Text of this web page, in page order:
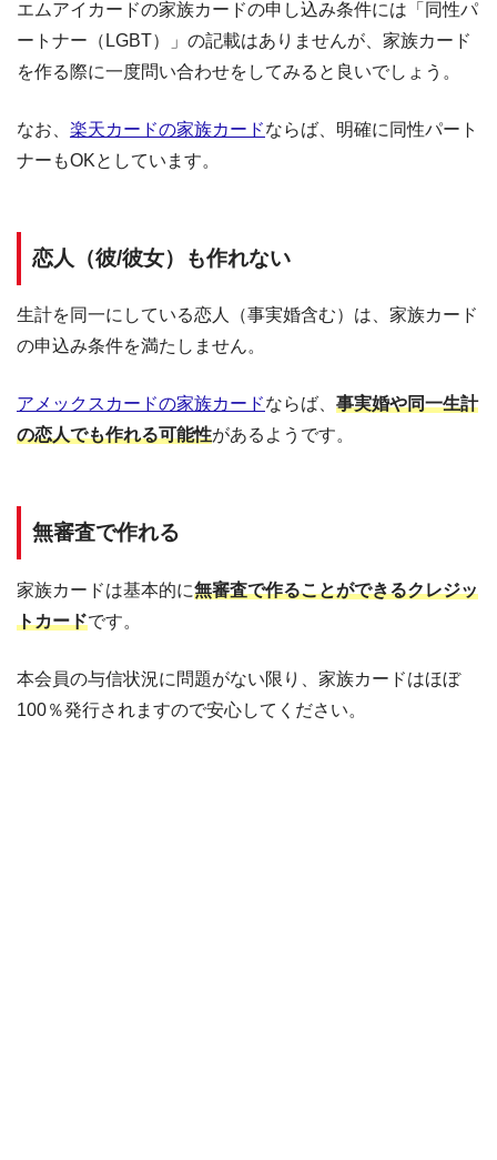
エムアイカードの家族カードの申し込み条件には「同性パ
ートナー（LGBT）」の記載はありませんが、家族カード
を作る際に一度問い合わせをしてみると良いでしょう。
なお、 楽天カードの家族カードならば、明確に同性パート
ナーもOKとしています。
恋人（彼/彼女）も作れない
生計を同一にしている恋人（事実婚含む）は、家族カード
の申込み条件を満たしません。
アメックスカードの家族カードならば、 事実婚や同一生計
の恋人でも作れる可能性があるようです。
無審査で作れる
家族カードは基本的に無審査で作ることができるクレジッ
トカードです。
本会員の与信状況に問題がない限り、家族カードはほぼ
100％発行されますので安心してください。